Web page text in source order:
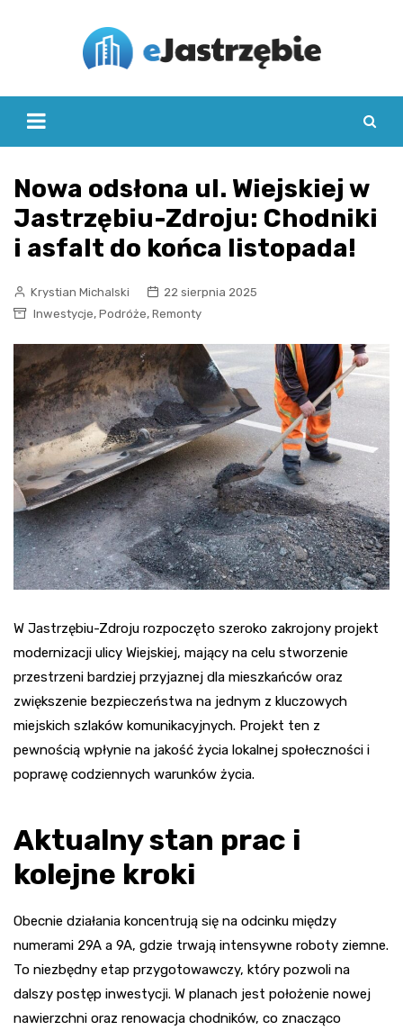
Nowa odsłona ul. Wiejskiej w
Jastrzębiu-Zdroju: Chodniki
i asfalt do końca listopada!
Krystian Michalski
22 sierpnia 2025
Inwestycje, Podróże, Remonty
W Jastrzębiu-Zdroju rozpoczęto szeroko zakrojony projekt
modernizacji ulicy Wiejskiej, mający na celu stworzenie
przestrzeni bardziej przyjaznej dla mieszkańców oraz
zwiększenie bezpieczeństwa na jednym z kluczowych
miejskich szlaków komunikacyjnych. Projekt ten z
pewnością wpłynie na jakość życia lokalnej społeczności i
poprawę codziennych warunków życia.
Aktualny stan prac i
kolejne kroki
Obecnie działania koncentrują się na odcinku między
numerami 29A a 9A, gdzie trwają intensywne roboty ziemne.
To niezbędny etap przygotowawczy, który pozwoli na
dalszy postęp inwestycji. W planach jest położenie nowej
nawierzchni oraz renowacja chodników, co znacząco